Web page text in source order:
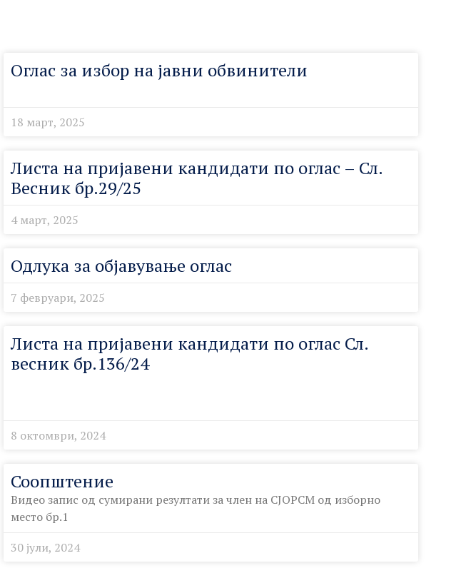
Оглас за избор на јавни обвинители
18 март, 2025
Листа на пријавени кандидати по оглас – Сл.
Весник бр.29/25
4 март, 2025
Одлука за објавување оглас
7 февруари, 2025
Листа на пријавени кандидати по оглас Сл.
весник бр.136/24
8 октомври, 2024
Соопштение
Видео запис од сумирани резултати за член на СЈОРСМ од изборно
место бр.1
30 јули, 2024